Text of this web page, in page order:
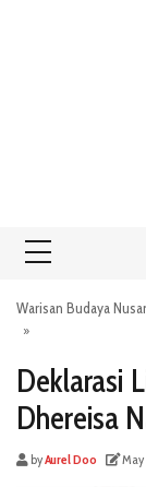
Warisan Budaya
»
Deklarasi
Dhereisa
byAurel Doo May